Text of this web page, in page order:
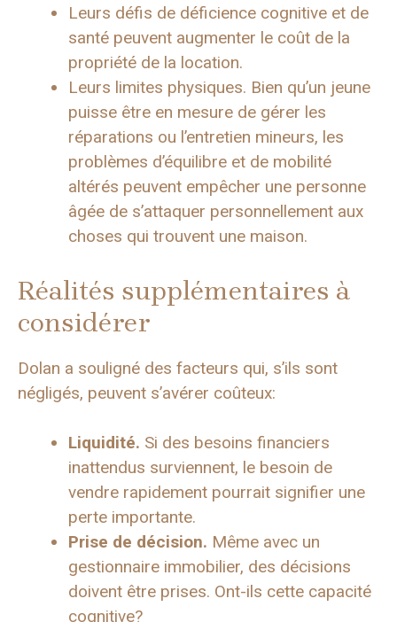
Leurs défis de déficience cognitive et de
santé peuvent augmenter le coût de la
propriété de la location.
Leurs limites physiques. Bien qu’un jeune
puisse être en mesure de gérer les
réparations ou l’entretien mineurs, les
problèmes d’équilibre et de mobilité
altérés peuvent empêcher une personne
âgée de s’attaquer personnellement aux
choses qui trouvent une maison.
Réalités supplémentaires à
considérer
Dolan a souligné des facteurs qui, s’ils sont
négligés, peuvent s’avérer coûteux:
Liquidité. Si des besoins financiers
inattendus surviennent, le besoin de
vendre rapidement pourrait signifier une
perte importante.
Prise de décision. Même avec un
gestionnaire immobilier, des décisions
doivent être prises. Ont-ils cette capacité
cognitive?